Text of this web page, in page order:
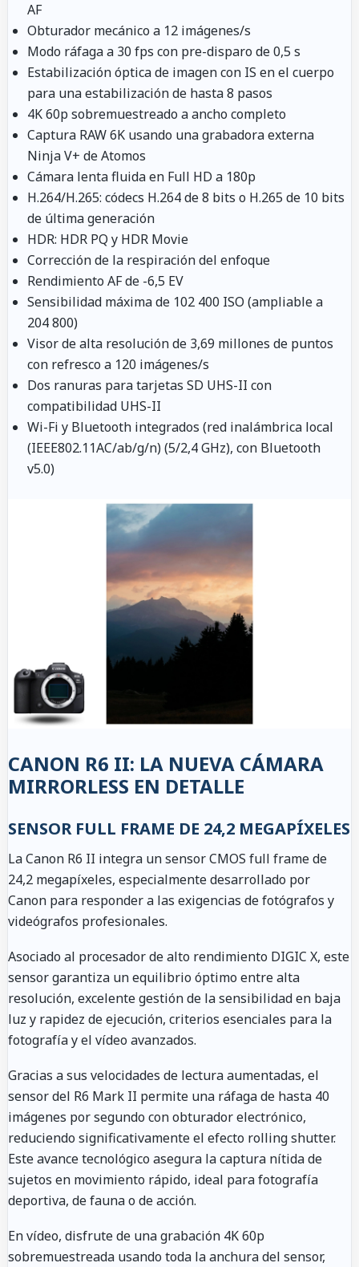
AF
Obturador mecánico a 12 imágenes/s
Modo ráfaga a 30 fps con pre-disparo de 0,5 s
Estabilización óptica de imagen con IS en el cuerpo
para una estabilización de hasta 8 pasos
4K 60p sobremuestreado a ancho completo
Captura RAW 6K usando una grabadora externa
Ninja V+ de Atomos
Cámara lenta fluida en Full HD a 180p
H.264/H.265: códecs H.264 de 8 bits o H.265 de 10 bits
de última generación
HDR: HDR PQ y HDR Movie
Corrección de la respiración del enfoque
Rendimiento AF de -6,5 EV
Sensibilidad máxima de 102 400 ISO (ampliable a
204 800)
Visor de alta resolución de 3,69 millones de puntos
con refresco a 120 imágenes/s
Dos ranuras para tarjetas SD UHS-II con
compatibilidad UHS-II
Wi-Fi y Bluetooth integrados (red inalámbrica local
(IEEE802.11AC/ab/g/n) (5/2,4 GHz), con Bluetooth
v5.0)
CANON R6 II: LA NUEVA CÁMARA
MIRRORLESS EN DETALLE
SENSOR FULL FRAME DE 24,2 MEGAPÍXELES
La Canon R6 II integra un sensor CMOS full frame de
24,2 megapíxeles, especialmente desarrollado por
Canon para responder a las exigencias de fotógrafos y
videógrafos profesionales.
Asociado al procesador de alto rendimiento DIGIC X, este
sensor garantiza un equilibrio óptimo entre alta
resolución, excelente gestión de la sensibilidad en baja
luz y rapidez de ejecución, criterios esenciales para la
fotografía y el vídeo avanzados.
Gracias a sus velocidades de lectura aumentadas, el
sensor del R6 Mark II permite una ráfaga de hasta 40
imágenes por segundo con obturador electrónico,
reduciendo significativamente el efecto rolling shutter.
Este avance tecnológico asegura la captura nítida de
sujetos en movimiento rápido, ideal para fotografía
deportiva, de fauna o de acción.
En vídeo, disfrute de una grabación 4K 60p
sobremuestreada usando toda la anchura del sensor,